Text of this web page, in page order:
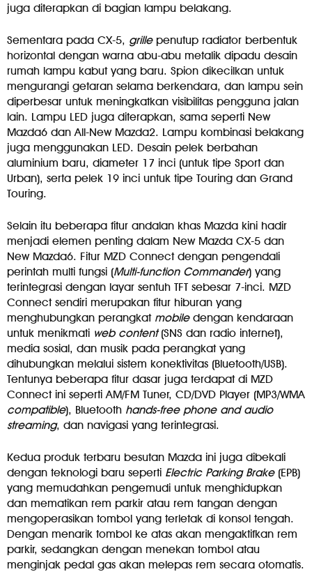
juga diterapkan di bagian lampu belakang.
Sementara pada CX-5, grillepenutup radiator berbentuk
horizontal dengan warna abu-abu metalik dipadu desain
rumah lampu kabut yang baru. Spion dikecilkan untuk
mengurangi getaran selama berkendara, dan lampu sein
diperbesar untuk meningkatkan visibilitas pengguna jalan
lain. Lampu LED juga diterapkan, sama seperti New
Mazda6 dan All-New Mazda2. Lampu kombinasi belakang
juga menggunakan LED. Desain pelek berbahan
aluminium baru, diameter 17 inci (untuk tipe Sport dan
Urban), serta pelek 19 inci untuk tipe Touring dan Grand
Touring.
Selain itu beberapa fitur andalan khas Mazda kini hadir
menjadi elemen penting dalam New Mazda CX-5 dan
New Mazda6. Fitur MZD Connect dengan pengendali
perintah multi fungsi (Multi-function Commander) yang
terintegrasi dengan layar sentuh TFT sebesar 7-inci. MZD
Connect sendiri merupakan fitur hiburan yang
menghubungkan perangkat mobiledengan kendaraan
untuk menikmati web content(SNS dan radio internet),
media sosial, dan musik pada perangkat yang
dihubungkan melalui sistem konektivitas (Bluetooth/USB).
Tentunya beberapa fitur dasar juga terdapat di MZD
Connect ini seperti AM/FM Tuner, CD/DVD Player (MP3/WMA
compatible), Bluetooth hands-free phone and audio
streaming, dan navigasi yang terintegrasi.
Kedua produk terbaru besutan Mazda ini juga dibekali
dengan teknologi baru seperti Electric Parking Brake(EPB)
yang memudahkan pengemudi untuk menghidupkan
dan mematikan rem parkir atau rem tangan dengan
mengoperasikan tombol yang terletak di konsol tengah.
Dengan menarik tombol ke atas akan mengaktifkan rem
parkir, sedangkan dengan menekan tombol atau
menginjak pedal gas akan melepas rem secara otomatis.